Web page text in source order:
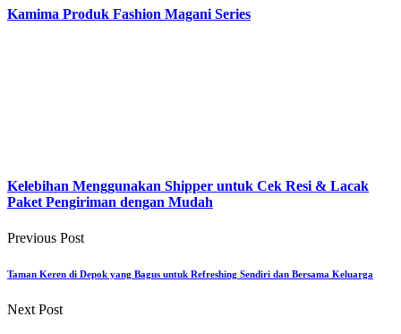
Kamima Produk Fashion Magani Series
Kelebihan Menggunakan Shipper untuk Cek Resi & Lacak
Paket Pengiriman dengan Mudah
Previous Post
Taman Keren di Depok yang Bagus untuk Refreshing Sendiri dan Bersama Keluarga
Next Post